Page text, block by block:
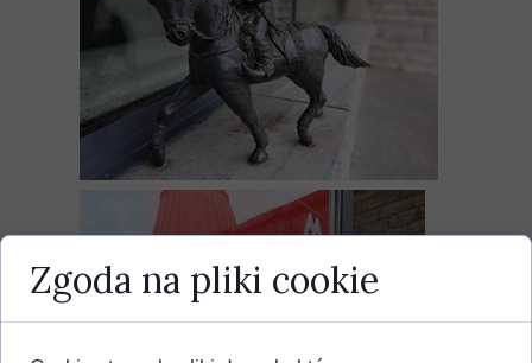
Zgoda na pliki cookie